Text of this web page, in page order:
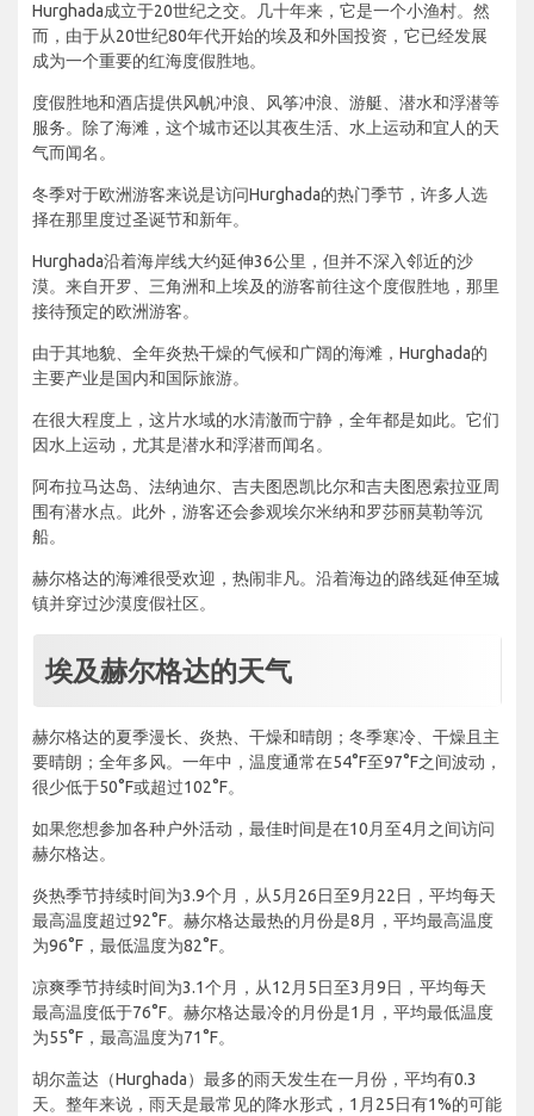
Hurghada成立于20世纪之交。几十年来，它是一个小渔村。然
而，由于从20世纪80年代开始的埃及和外国投资，它已经发展
成为一个重要的红海度假胜地。
度假胜地和酒店提供风帆冲浪、风筝冲浪、游艇、潜水和浮潜等
服务。除了海滩，这个城市还以其夜生活、水上运动和宜人的天
气而闻名。
冬季对于欧洲游客来说是访问Hurghada的热门季节，许多人选
择在那里度过圣诞节和新年。
Hurghada沿着海岸线大约延伸36公里，但并不深入邻近的沙
漠。来自开罗、三角洲和上埃及的游客前往这个度假胜地，那里
接待预定的欧洲游客。
由于其地貌、全年炎热干燥的气候和广阔的海滩，Hurghada的
主要产业是国内和国际旅游。
在很大程度上，这片水域的水清澈而宁静，全年都是如此。它们
因水上运动，尤其是潜水和浮潜而闻名。
阿布拉马达岛、法纳迪尔、吉夫图恩凯比尔和吉夫图恩索拉亚周
围有潜水点。此外，游客还会参观埃尔米纳和罗莎丽莫勒等沉
船。
赫尔格达的海滩很受欢迎，热闹非凡。沿着海边的路线延伸至城
镇并穿过沙漠度假社区。
埃及赫尔格达的天气
赫尔格达的夏季漫长、炎热、干燥和晴朗；冬季寒冷、干燥且主
要晴朗；全年多风。一年中，温度通常在54°F至97°F之间波动，
很少低于50°F或超过102°F。
如果您想参加各种户外活动，最佳时间是在10月至4月之间访问
赫尔格达。
炎热季节持续时间为3.9个月，从5月26日至9月22日，平均每天
最高温度超过92°F。赫尔格达最热的月份是8月，平均最高温度
为96°F，最低温度为82°F。
凉爽季节持续时间为3.1个月，从12月5日至3月9日，平均每天
最高温度低于76°F。赫尔格达最冷的月份是1月，平均最低温度
为55°F，最高温度为71°F。
胡尔盖达（Hurghada）最多的雨天发生在一月份，平均有0.3
天。整年来说，雨天是最常见的降水形式，1月25日有1%的可能